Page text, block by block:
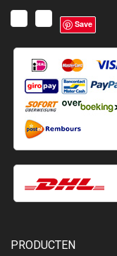
Save
PRODUCTEN